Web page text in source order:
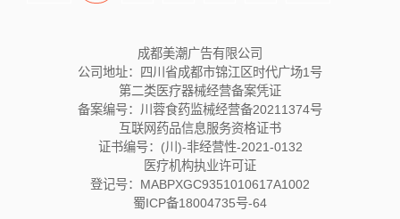
成都美潮广告有限公司
公司地址：四川省成都市锦江区时代广场1号
第二类医疗器械经营备案凭证
备案编号：川蓉食药监械经营备20211374号
互联网药品信息服务资格证书
证书编号：(川)-非经营性-2021-0132
医疗机构执业许可证
登记号：MABPXGC9351010617A1002
蜀ICP备18004735号-64